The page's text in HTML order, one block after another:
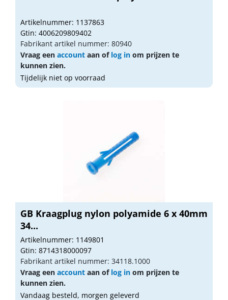
Artikelnummer: 1137863
Gtin: 4006209809402
Fabrikant artikel nummer: 80940
Vraag een account aan of log in om prijzen te
kunnen zien.
Tijdelijk niet op voorraad
GB Kraagplug nylon polyamide 6 x 40mm
34...
Artikelnummer: 1149801
Gtin: 8714318000097
Fabrikant artikel nummer: 34118.1000
Vraag een account aan of log in om prijzen te
kunnen zien.
Vandaag besteld, morgen geleverd